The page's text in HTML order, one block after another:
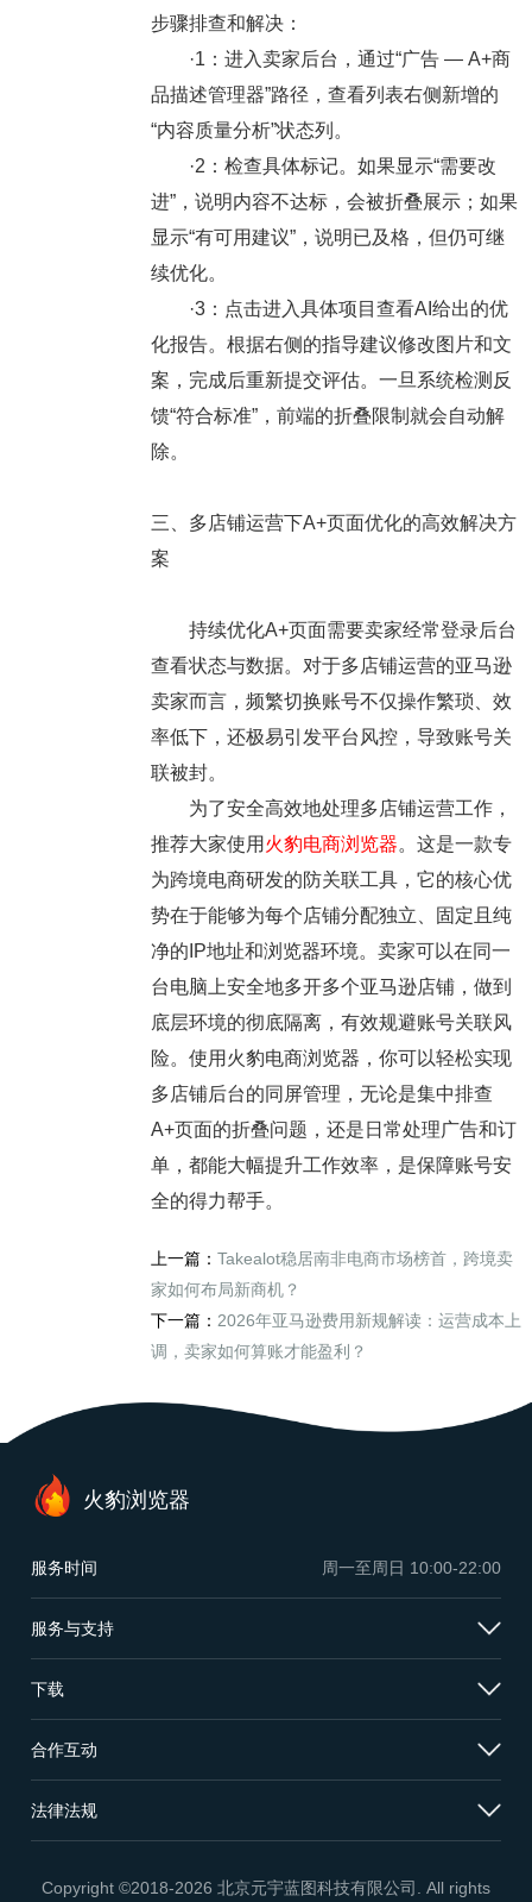
步骤排查和解决：
·1：进入卖家后台，通过“广告 — A+商
品描述管理器”路径，查看列表右侧新增的
“内容质量分析”状态列。
·2：检查具体标记。如果显示“需要改
进”，说明内容不达标，会被折叠展示；如果
显示“有可用建议”，说明已及格，但仍可继
续优化。
·3：点击进入具体项目查看AI给出的优
化报告。根据右侧的指导建议修改图片和文
案，完成后重新提交评估。一旦系统检测反
馈“符合标准”，前端的折叠限制就会自动解
除。
三、多店铺运营下A+页面优化的高效解决方
案
持续优化A+页面需要卖家经常登录后台
查看状态与数据。对于多店铺运营的亚马逊
卖家而言，频繁切换账号不仅操作繁琐、效
率低下，还极易引发平台风控，导致账号关
联被封。
为了安全高效地处理多店铺运营工作，
推荐大家使用 火豹电商浏览器。这是一款专
为跨境电商研发的防关联工具，它的核心优
势在于能够为每个店铺分配独立、固定且纯
净的IP地址和浏览器环境。卖家可以在同一
台电脑上安全地多开多个亚马逊店铺，做到
底层环境的彻底隔离，有效规避账号关联风
险。使用火豹电商浏览器，你可以轻松实现
多店铺后台的同屏管理，无论是集中排查
A+页面的折叠问题，还是日常处理广告和订
单，都能大幅提升工作效率，是保障账号安
全的得力帮手。
上一篇： Takealot稳居南非电商市场榜首，跨境卖
家如何布局新商机？
下一篇： 2026年亚马逊费用新规解读：运营成本上
调，卖家如何算账才能盈利？
服务时间 周一至周日 10:00-22:00
火豹浏览器
服务与支持
下载
合作互动
法律法规
Copyright ©2018-2026 北京元宇蓝图科技有限公司. All rights